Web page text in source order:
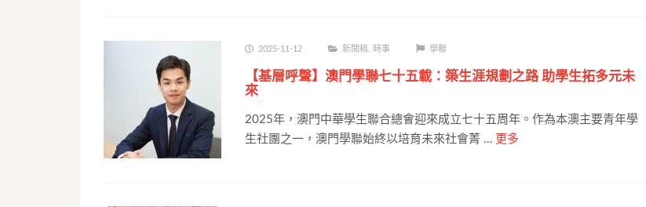
2025-11-12 新聞稿 時事 學聯
【基層呼聲】澳門學聯七十五載：築生涯規劃之路 助學生拓多元未
來
2025年，澳門中華學生聯合總會迎來成立七十五周年。作為本澳主要青年學
生社團之一，澳門學聯始終以培育未來社會菁 … 更多